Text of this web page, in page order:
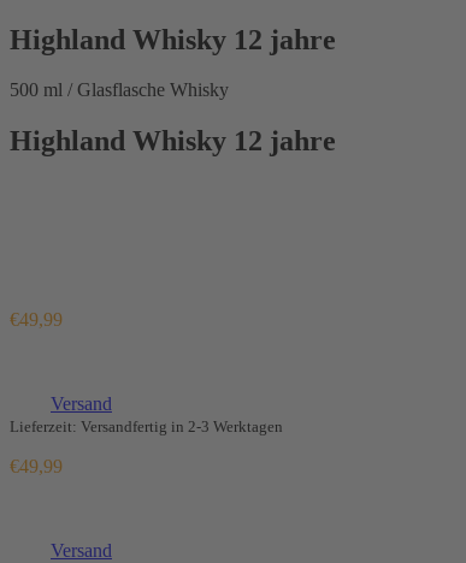
Highland Whisky 12 jahre
500 ml / Glasflasche Whisky
Highland Whisky 12 jahre
€49,99
Versand
Lieferzeit: Versandfertig in 2-3 Werktagen
€49,99
Versand